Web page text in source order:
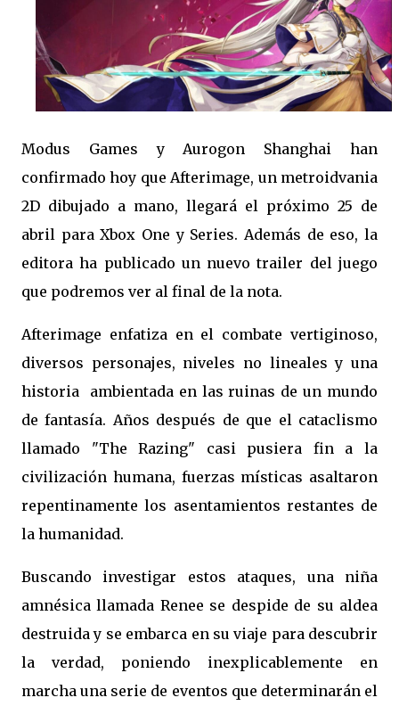
Modus Games y Aurogon Shanghai han
confirmado hoy que Afterimage, un metroidvania
2D dibujado a mano, llegará el próximo 25 de
abril para Xbox One y Series. Además de eso, la
editora ha publicado un nuevo trailer del juego
que podremos ver al final de la nota.
Afterimage enfatiza en el combate vertiginoso,
diversos personajes, niveles no lineales y una
historia ambientada en las ruinas de un mundo
de fantasía. Años después de que el cataclismo
llamado "The Razing" casi pusiera fin a la
civilización humana, fuerzas místicas asaltaron
repentinamente los asentamientos restantes de
la humanidad.
Buscando investigar estos ataques, una niña
amnésica llamada Renee se despide de su aldea
destruida y se embarca en su viaje para descubrir
la verdad, poniendo inexplicablemente en
marcha una serie de eventos que determinarán el